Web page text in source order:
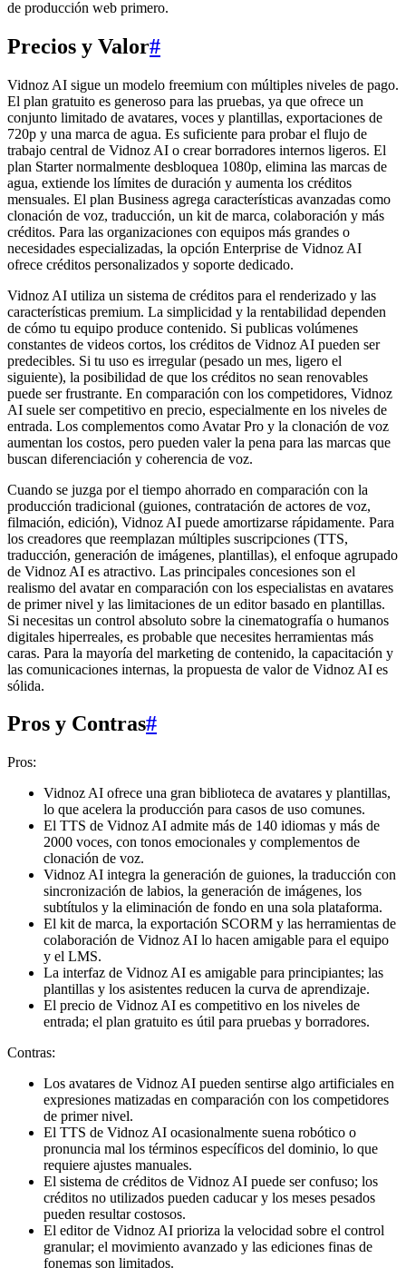
de producción web primero.
Precios y Valor#
Vidnoz AI sigue un modelo freemium con múltiples niveles de pago.
El plan gratuito es generoso para las pruebas, ya que ofrece un
conjunto limitado de avatares, voces y plantillas, exportaciones de
720p y una marca de agua. Es suficiente para probar el flujo de
trabajo central de Vidnoz AI o crear borradores internos ligeros. El
plan Starter normalmente desbloquea 1080p, elimina las marcas de
agua, extiende los límites de duración y aumenta los créditos
mensuales. El plan Business agrega características avanzadas como
clonación de voz, traducción, un kit de marca, colaboración y más
créditos. Para las organizaciones con equipos más grandes o
necesidades especializadas, la opción Enterprise de Vidnoz AI
ofrece créditos personalizados y soporte dedicado.
Vidnoz AI utiliza un sistema de créditos para el renderizado y las
características premium. La simplicidad y la rentabilidad dependen
de cómo tu equipo produce contenido. Si publicas volúmenes
constantes de videos cortos, los créditos de Vidnoz AI pueden ser
predecibles. Si tu uso es irregular (pesado un mes, ligero el
siguiente), la posibilidad de que los créditos no sean renovables
puede ser frustrante. En comparación con los competidores, Vidnoz
AI suele ser competitivo en precio, especialmente en los niveles de
entrada. Los complementos como Avatar Pro y la clonación de voz
aumentan los costos, pero pueden valer la pena para las marcas que
buscan diferenciación y coherencia de voz.
Cuando se juzga por el tiempo ahorrado en comparación con la
producción tradicional (guiones, contratación de actores de voz,
filmación, edición), Vidnoz AI puede amortizarse rápidamente. Para
los creadores que reemplazan múltiples suscripciones (TTS,
traducción, generación de imágenes, plantillas), el enfoque agrupado
de Vidnoz AI es atractivo. Las principales concesiones son el
realismo del avatar en comparación con los especialistas en avatares
de primer nivel y las limitaciones de un editor basado en plantillas.
Si necesitas un control absoluto sobre la cinematografía o humanos
digitales hiperreales, es probable que necesites herramientas más
caras. Para la mayoría del marketing de contenido, la capacitación y
las comunicaciones internas, la propuesta de valor de Vidnoz AI es
sólida.
Pros y Contras#
Pros:
Vidnoz AI ofrece una gran biblioteca de avatares y plantillas,
lo que acelera la producción para casos de uso comunes.
El TTS de Vidnoz AI admite más de 140 idiomas y más de
2000 voces, con tonos emocionales y complementos de
clonación de voz.
Vidnoz AI integra la generación de guiones, la traducción con
sincronización de labios, la generación de imágenes, los
subtítulos y la eliminación de fondo en una sola plataforma.
El kit de marca, la exportación SCORM y las herramientas de
colaboración de Vidnoz AI lo hacen amigable para el equipo
y el LMS.
La interfaz de Vidnoz AI es amigable para principiantes; las
plantillas y los asistentes reducen la curva de aprendizaje.
El precio de Vidnoz AI es competitivo en los niveles de
entrada; el plan gratuito es útil para pruebas y borradores.
Contras:
Los avatares de Vidnoz AI pueden sentirse algo artificiales en
expresiones matizadas en comparación con los competidores
de primer nivel.
El TTS de Vidnoz AI ocasionalmente suena robótico o
pronuncia mal los términos específicos del dominio, lo que
requiere ajustes manuales.
El sistema de créditos de Vidnoz AI puede ser confuso; los
créditos no utilizados pueden caducar y los meses pesados
pueden resultar costosos.
El editor de Vidnoz AI prioriza la velocidad sobre el control
granular; el movimiento avanzado y las ediciones finas de
fonemas son limitados.